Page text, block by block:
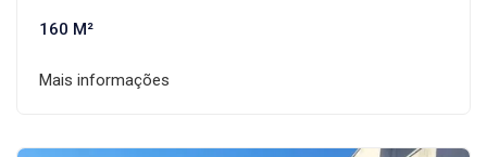
160 M²
Mais informações